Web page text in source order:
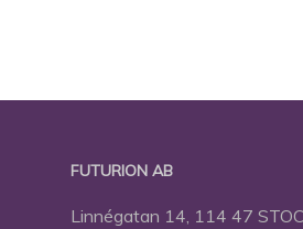
FUTURION AB
Linnégatan 14, 114 47